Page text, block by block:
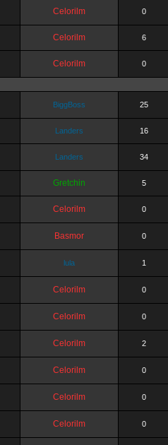
Celorilm 0
Celorilm 6
Celorilm 0
BiggBoss 25
Landers 16
Landers 34
Gretchin 5
Celorilm 0
Basmor 0
lula 1
Celorilm 0
Celorilm 0
Celorilm 2
Celorilm 0
Celorilm 0
Celorilm 0